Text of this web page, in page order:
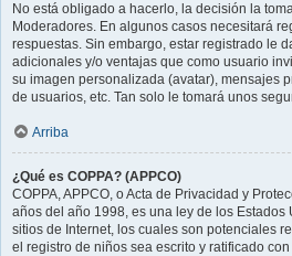
No está obligado a hacerlo, la decisión la
Moderadores. En algunos casos necesitará
respuestas. Sin embargo, estar registrado le
adicionales y/o ventajas que como usuario
su imagen personalizada (avatar), mensajes
de usuarios, etc. Tan solo le tomará unos
Arriba
¿Qué es COPPA? (APPCO)
COPPA, APPCO, o Acta de Privacidad y
años del año 1998, es una ley de los
sitios de Internet, los cuales son potenciales
el registro de niños sea escrito y ratificado